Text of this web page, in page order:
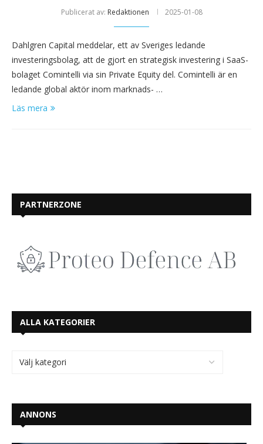
Publicerat av: Redaktionen 2025-01-08
Dahlgren Capital meddelar, ett av Sveriges ledande
investeringsbolag, att de gjort en strategisk investering i SaaS-
bolaget Comintelli via sin Private Equity del. Comintelli är en
ledande global aktör inom marknads- …
Läs mera
PARTNERZONE
ALLA KATEGORIER
ANNONS